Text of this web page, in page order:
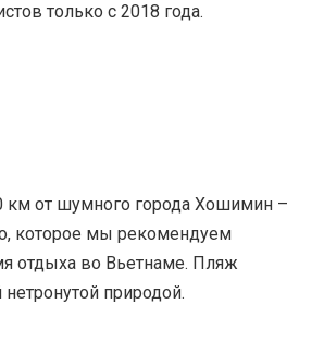
только с 2018 года.
км от шумного города Хошимин –
которое мы рекомендуем
отдыха во Вьетнаме. Пляж
нетронутой природой.